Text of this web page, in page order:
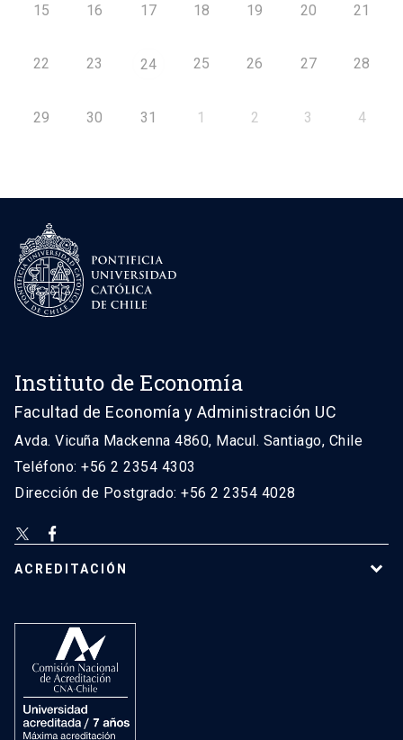
15 16 17 18 19 20 21
22 23 24 25 26 27 28
29 30 31 1 2 3 4
Instituto de Economía
Facultad de Economía y Administración UC
Avda. Vicuña Mackenna 4860, Macul. Santiago, Chile
Teléfono: +56 2 2354 4303
Dirección de Postgrado: +56 2 2354 4028
ACREDITACIÓN